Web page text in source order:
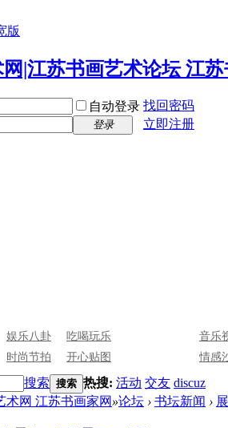
版
自动登录 找回密码
登录 立即注册
娱乐八卦
吃喝玩乐
时尚节拍 开心贴图
音乐
情感
搜索 搜索 热搜: 活动 交友 discuz
术网 江苏书画家网 »论坛 › 书坛新闻 ›